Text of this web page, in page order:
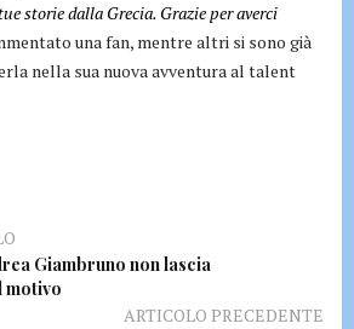
storie dalla Grecia. Grazie per averci
una fan, mentre altri si sono già
nella sua nuova avventura al talent
Giambruno non lascia
motivo
ARTICOLO PRECEDENTE